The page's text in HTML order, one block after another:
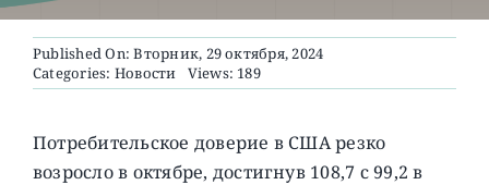
О ПРОЕКТЕ
Published On: Вторник, 29 октября, 2024
Categories: Новости Views: 189
Потребительское доверие в США резко
возросло в октябре, достигнув 108,7 с 99,2 в